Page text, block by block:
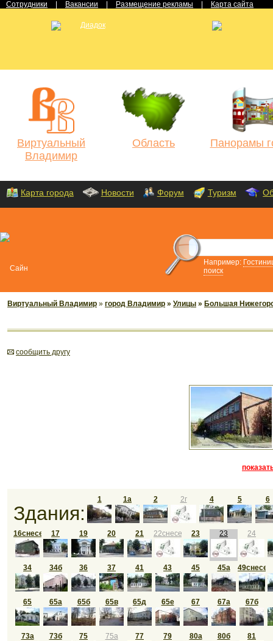
Сотрудники Вакансии Размещение рекламы Карта сайта
Виртуальный
Владимир
Область Панорамы
Карта города Новости Форум Туризм
Например:
поиск
Виртуальный Владимир » город Владимир » Улицы » Большая
cообщить другу
Здания:
1 1а 2 2г 4 5 6
16снесен 17 19 20 21 22снесен 23 23 24
34 34б 36 37 41 43 45 45а 49снесен
65 65а 65б 65в 65д 65е 67 67а 67б
73а 73б 75 75а 77 79 80а 80б 81